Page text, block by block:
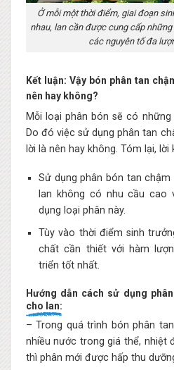
Ở mỗi một thời điểm, giai đoạn
nhau, lan cần được cung cấp
các nguyên tố đa
Kết luận: Vậy bón phân tan
nên hay không?
Mỗi loại phân bón sẽ có
Do đó việc sử dụng phân tan
lời là nên hay không. Tóm lại,
Sử dụng phân bón tan
lan không có nhu cầu cao
dụng loại phân này.
Tùy vào thời điểm sinh
chất cần thiết với hàm
triển tốt nhất.
Hướng dẫn cách sử dụng
cho lan:
– Trong quá trình bón phân
nhiều nước trong giá thể, nhiệt
thì phân mới được hấp thu